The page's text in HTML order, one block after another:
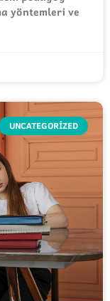
yöntemleri ve
UNCATEGORIZED